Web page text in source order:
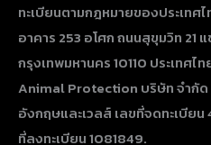
ทะเบียนตามกฎหมายของประเทศ
อาคาร 253 อโศก ถนนสุขุมวิท 21
กรุงเทพมหานคร 10110 ประเทศไ
Animal Protection บริษัท จำกัด
อังกฤษและเวลส์ เลขที่จดทะเบีย
ที่ลงทะเบียน 1081849.